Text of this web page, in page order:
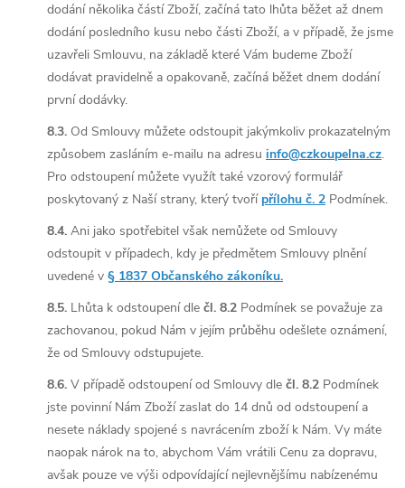
dodání několika částí Zboží, začíná tato lhůta běžet až dnem
dodání posledního kusu nebo části Zboží, a v případě, že jsme
uzavřeli Smlouvu, na základě které Vám budeme Zboží
dodávat pravidelně a opakovaně, začíná běžet dnem dodání
první dodávky.
8.3. Od Smlouvy můžete odstoupit jakýmkoliv prokazatelným
způsobem zasláním e-mailu na adresu info@czkoupelna.cz.
Pro odstoupení můžete využít také vzorový formulář
poskytovaný z Naší strany, který tvoří přílohu č. 2 Podmínek.
8.4. Ani jako spotřebitel však nemůžete od Smlouvy
odstoupit v případech, kdy je předmětem Smlouvy plnění
uvedené v § 1837 Občanského zákoníku.
8.5. Lhůta k odstoupení dle čl. 8.2 Podmínek se považuje za
zachovanou, pokud Nám v jejím průběhu odešlete oznámení,
že od Smlouvy odstupujete.
8.6. V případě odstoupení od Smlouvy dle čl. 8.2 Podmínek
jste povinní Nám Zboží zaslat do 14 dnů od odstoupení a
nesete náklady spojené s navrácením zboží k Nám. Vy máte
naopak nárok na to, abychom Vám vrátili Cenu za dopravu,
avšak pouze ve výši odpovídající nejlevnějšímu nabízenému